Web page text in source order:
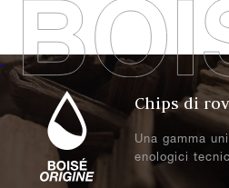
.
Chips di
Una gamma
enologici